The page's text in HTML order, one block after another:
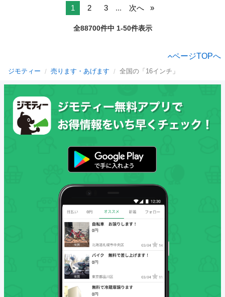
1 2 3 ... 次へ
全88700件中 1-50件表示
ページTOPへ
ジモティー 売ります・あげます 全国の「16インチ」